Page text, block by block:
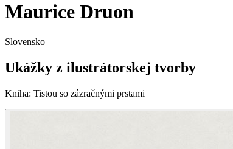
Maurice Druon
Slovensko
Ukážky z ilustrátorskej tvorby
Kniha: Tistou so zázračnými prstami